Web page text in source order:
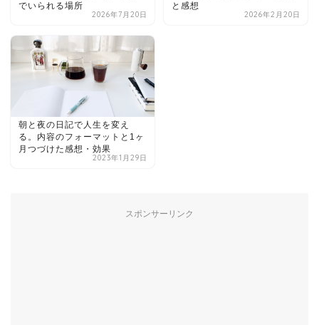
でいられる場所
2026年7月20日
と感想
2026年2月20日
朝と夜の日記で人生を変え
る。内容のフォーマットと1ヶ
月つづけた感想・効果
2023年1月29日
スポンサーリンク